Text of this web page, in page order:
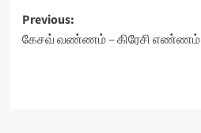
Post
navigation
Previous:
கேசவ் வண்ணம் – கிரேசி எண்ணம்